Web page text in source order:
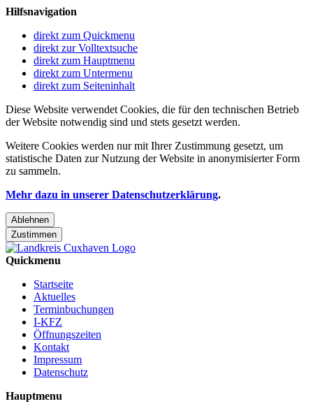
Hilfsnavigation
direkt zum Quickmenu
direkt zur Volltextsuche
direkt zum Hauptmenu
direkt zum Untermenu
direkt zum Seiteninhalt
Diese Website verwendet Cookies, die für den technischen Betrieb
der Website notwendig sind und stets gesetzt werden.
Weitere Cookies werden nur mit Ihrer Zustimmung gesetzt, um
statistische Daten zur Nutzung der Website in anonymisierter Form
zu sammeln.
Mehr dazu in unserer Datenschutzerklärung.
Ablehnen
Zustimmen
Quickmenu
Startseite
Aktuelles
Terminbuchungen
I-KFZ
Öffnungszeiten
Kontakt
Impressum
Datenschutz
Hauptmenu